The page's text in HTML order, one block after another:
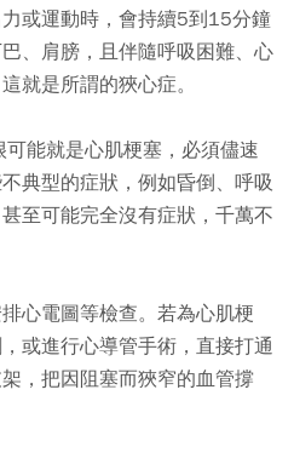
或運動時，會持續5到15分鐘
、肩膀，且伴隨呼吸困難、心
就是所謂的狹心症。
能就是心肌梗塞，必須儘速
典型的症狀，例如昏倒、呼吸
至可能完全沒有症狀，千萬不
心電圖等檢查。若為心肌梗
或進行心導管手術，直接打通
，把因阻塞而狹窄的血管撐